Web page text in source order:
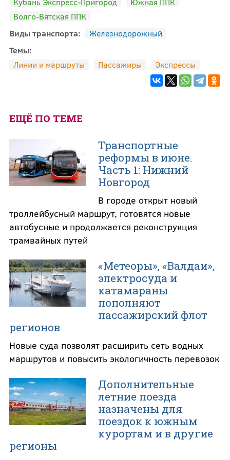
Волго-Вятская ППК
Виды транспорта:
Железнодорожный
Темы:
Линии и маршруты
Пассажиры Экспрессы
ЕЩЁ ПО ТЕМЕ
Транспортные
реформы в июне.
Часть 1: Нижний
Новгород
В городе открыт новый
троллейбусный маршрут, готовятся новые
автобусные и продолжается реконструкция
трамвайных путей
«Метеоры», «Валдаи»,
электросуда и
катамараны
пополняют
пассажирский флот
регионов
Новые суда позволят расширить сеть водных
маршрутов и повысить экологичность перевозок
Дополнительные
летние поезда
назначены для
поездок к южным
курортам и в другие
регионы